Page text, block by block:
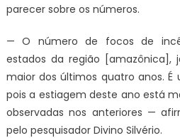
parecer sobre os números.
— O número de focos de
estados da região
maior dos últimos quatro anos. É
pois a estiagem deste ano está
observadas nos anteriores —
pelo pesquisador Divino Silvério.